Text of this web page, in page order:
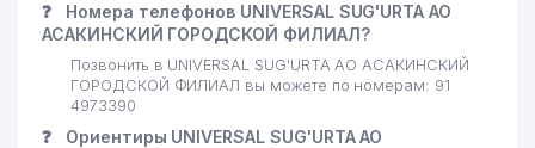
❓
Номера телефонов UNIVERSAL SUG'URTA АО
АСАКИНСКИЙ ГОРОДСКОЙ ФИЛИАЛ?
Позвонить в UNIVERSAL SUG'URTA АО АСАКИНСКИЙ
ГОРОДСКОЙ ФИЛИАЛ вы можете по номерам: 91
4973390
❓
Ориентиры UNIVERSAL SUG'URTA АО